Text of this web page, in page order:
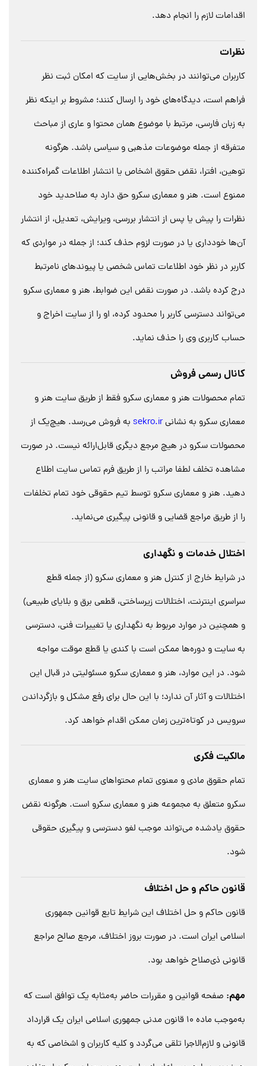
اقدامات لازم را انجام دهد.
نظرات
کاربران می‌توانند در بخش‌هایی از سایت که امکان ثبت نظر
فراهم است، دیدگاه‌های خود را ارسال کنند؛ مشروط بر اینکه نظر
به زبان فارسی، مرتبط با موضوع همان محتوا و عاری از مباحث
متفرقه از جمله موضوعات مذهبی و سیاسی باشد. هرگونه
توهین، افترا، نقض حقوق اشخاص یا انتشار اطلاعات گمراه‌کننده
ممنوع است. هنر و معماری سکرو حق دارد به صلاحدید خود
نظرات را پیش یا پس از انتشار بررسی، ویرایش، تعدیل، از انتشار
آن‌ها خودداری یا در صورت لزوم حذف کند؛ از جمله در مواردی که
کاربر در نظر خود اطلاعات تماس شخصی یا پیوندهای نامرتبط
درج کرده باشد. در صورت نقض این ضوابط، هنر و معماری سکرو
می‌تواند دسترسی کاربر را محدود کرده، او را از سایت اخراج و
حساب کاربری وی را حذف نماید.
کانال رسمی فروش
تمام محصولات هنر و معماری سکرو فقط از طریق سایت هنر و
معماری سکرو به نشانیsekro.ir به فروش می‌رسد. هیچ‌یک از
محصولات سکرو در هیچ مرجع دیگری قابل‌ارائه نیست. در صورت
مشاهده تخلف لطفا مراتب را از طریق فرم تماس سایت اطلاع
دهید. هنر و معماری سکرو توسط تیم حقوقی خود تمام تخلفات
را از طریق مراجع قضایی و قانونی پیگیری می‌نماید.
اختلال خدمات و نگهداری
در شرایط خارج از کنترل هنر و معماری سکرو (از جمله قطع
سراسری اینترنت، اختلالات زیرساختی، قطعی برق و بلایای طبیعی)
و همچنین در موارد مربوط به نگهداری یا تغییرات فنی، دسترسی
به سایت و دوره‌ها ممکن است با کندی یا قطع موقت مواجه
شود. در این موارد، هنر و معماری سکرو مسئولیتی در قبال این
اختلالات و آثار آن ندارد؛ با این حال برای رفع مشکل و بازگرداندن
سرویس در کوتاه‌ترین زمان ممکن اقدام خواهد کرد.
مالکیت فکری
تمام حقوق مادی و معنوی تمام محتواهای سایت هنر و معماری
سکرو متعلق به مجموعه هنر و معماری سکرو است. هرگونه نقض
حقوق یادشده می‌تواند موجب لغو دسترسی و پیگیری حقوقی
شود.
قانون حاکم و حل اختلاف
قانون حاکم و حل اختلاف این شرایط تابع قوانین جمهوری
اسلامی ایران است. در صورت بروز اختلاف، مرجع صالح مراجع
قانونی ذی‌صلاح خواهد بود.
مهم: صفحه قوانین و مقررات حاضر به‌مثابه یک توافق است که
به‌موجب ماده 10 قانون مدنی جمهوری اسلامی ایران یک قرارداد
قانونی و لازم‌الاجرا تلقی می‌گردد و کلیه کاربران و اشخاصی که به